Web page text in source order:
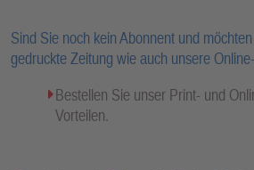
Sind Sie noch kein Abonnent und
gedruckte Zeitung wie auch unsere
Bestellen Sie unser Print- und
Vorteilen.